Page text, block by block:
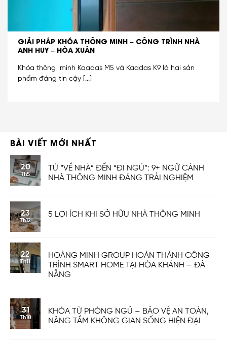
GIẢI PHÁP KHÓA THÔNG MINH – CÔNG TRÌNH NHÀ
ANH HUY – HÒA XUÂN
Khóa thông minh Kaadas M5 và Kaadas K9 là hai sản
phẩm đáng tin cậy [...]
BÀI VIẾT MỚI NHẤT
20
Th5
TỪ “VỀ NHÀ” ĐẾN “ĐI NGỦ”: 9+ NGỮ CẢNH
NHÀ THÔNG MINH ĐÁNG TRẢI NGHIỆM
23
Th12
5 LỢI ÍCH KHI SỞ HỮU NHÀ THÔNG MINH
22
Th11
HOÀNG MINH GROUP HOÀN THÀNH CÔNG
TRÌNH SMART HOME TẠI HÒA KHÁNH – ĐÀ
NẴNG
31
Th10
KHÓA TỪ PHÒNG NGỦ – BẢO VỆ AN TOÀN,
NÂNG TẦM KHÔNG GIAN SỐNG HIỆN ĐẠI